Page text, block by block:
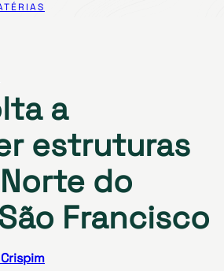
a
estruturas
do
Francisco